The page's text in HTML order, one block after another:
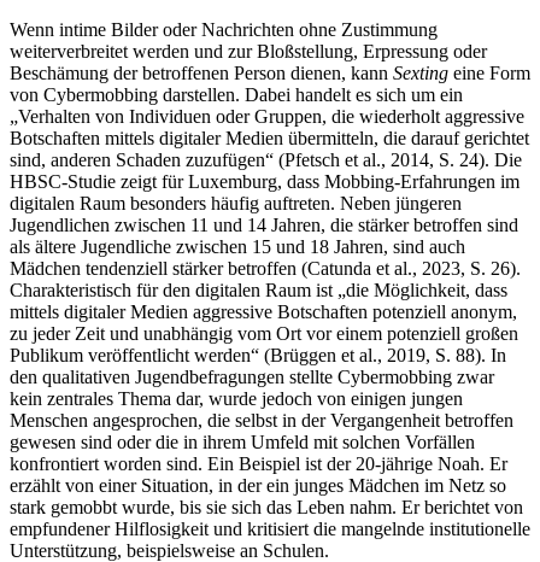
Wenn intime Bilder oder Nachrichten ohne Zustimmung
weiterverbreitet werden und zur Bloßstellung, Erpressung oder
Beschämung der betroffenen Person dienen, kann Sexting eine Form
von Cybermobbing darstellen. Dabei handelt es sich um ein
„Verhalten von Individuen oder Gruppen, die wiederholt aggressive
Botschaften mittels digitaler Medien übermitteln, die darauf gerichtet
sind, anderen Schaden zuzufügen“ (Pfetsch et al., 2014, S. 24). Die
HBSC-Studie zeigt für Luxemburg, dass Mobbing-Erfahrungen im
digitalen Raum besonders häufig auftreten. Neben jüngeren
Jugendlichen zwischen 11 und 14 Jahren, die stärker betroffen sind
als ältere Jugendliche zwischen 15 und 18 Jahren, sind auch
Mädchen tendenziell stärker betroffen (Catunda et al., 2023, S. 26).
Charakteristisch für den digitalen Raum ist „die Möglichkeit, dass
mittels digitaler Medien aggressive Botschaften potenziell anonym,
zu jeder Zeit und unabhängig vom Ort vor einem potenziell großen
Publikum veröffentlicht werden“ (Brüggen et al., 2019, S. 88). In
den qualitativen Jugendbefragungen stellte Cybermobbing zwar
kein zentrales Thema dar, wurde jedoch von einigen jungen
Menschen angesprochen, die selbst in der Vergangenheit betroffen
gewesen sind oder die in ihrem Umfeld mit solchen Vorfällen
konfrontiert worden sind. Ein Beispiel ist der 20-jährige Noah. Er
erzählt von einer Situation, in der ein junges Mädchen im Netz so
stark gemobbt wurde, bis sie sich das Leben nahm. Er berichtet von
empfundener Hilflosigkeit und kritisiert die mangelnde institutionelle
Unterstützung, beispielsweise an Schulen.